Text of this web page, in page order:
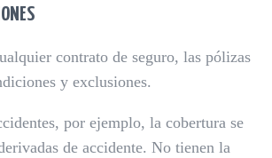
contrato de seguro, las pólizas
y exclusiones.
por ejemplo, la cobertura se
de accidente. No tienen la